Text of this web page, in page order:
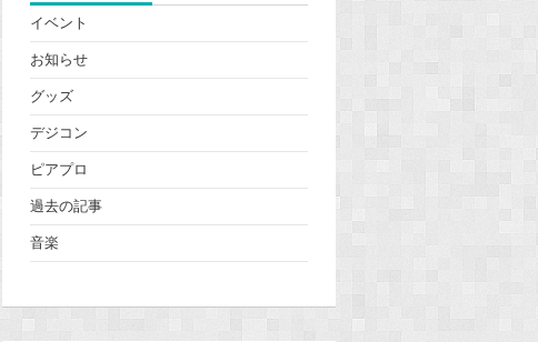
イベント
お知らせ
グッズ
デジコン
ピアプロ
過去の記事
音楽